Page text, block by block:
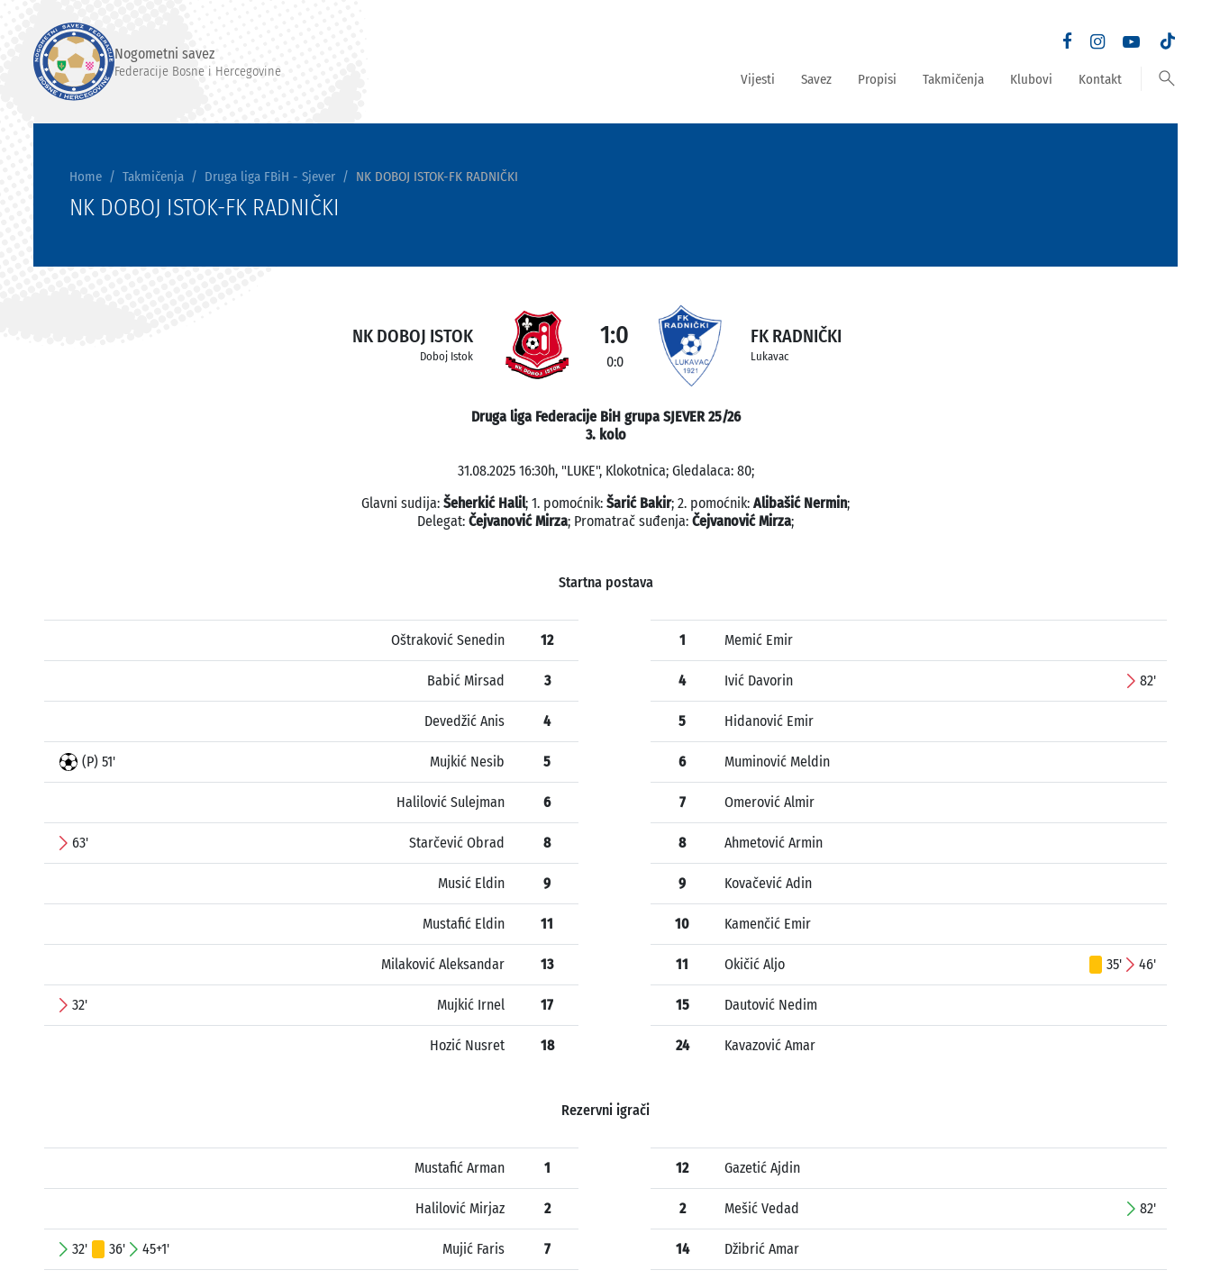
Nogometni savez
Federacije Bosne i Hercegovine Vijesti Savez Propisi Takmičenja Klubovi Kontakt search
Home Takmičenja Druga liga FBiH - Sjever NK DOBOJ ISTOK-FK RADNIČKI
NK DOBOJ ISTOK-FK RADNIČKI
NK DOBOJ ISTOK
Doboj Istok
1:0
0:0
FK RADNIČKI
Lukavac
Druga liga Federacije BiH grupa SJEVER 25/26
3. kolo
31.08.2025 16:30h, "LUKE", Klokotnica; Gledalaca: 80;
Glavni sudija: Šeherkić Halil; 1. pomoćnik: Šarić Bakir; 2. pomoćnik: Alibašić Nermin;
Delegat: Čejvanović Mirza; Promatrač suđenja: Čejvanović Mirza;
Startna postava
Oštraković Senedin 12
Babić Mirsad 3
Devedžić Anis 4
(P) 51' Mujkić Nesib 5
Halilović Sulejman 6
63' Starčević Obrad 8
Musić Eldin 9
Mustafić Eldin 11
Milaković Aleksandar 13
32' Mujkić Irnel 17
Hozić Nusret 18
1 Memić Emir
4 Ivić Davorin 82'
5 Hidanović Emir
6 Muminović Meldin
7 Omerović Almir
8 Ahmetović Armin
9 Kovačević Adin
10 Kamenčić Emir
11 Okičić Aljo 35' 46'
15 Dautović Nedim
24 Kavazović Amar
Rezervni igrači
Mustafić Arman 1
Halilović Mirjaz 2
32' 36' 45+1' Mujić Faris 7
12 Gazetić Ajdin
2 Mešić Vedad 82'
14 Džibrić Amar